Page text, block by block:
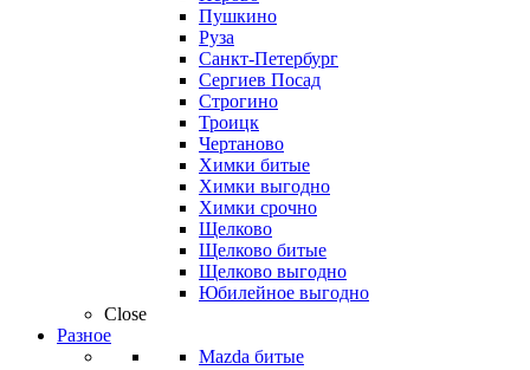
Пушкино
Руза
Санкт-Петербург
Сергиев Посад
Строгино
Троицк
Чертаново
Химки битые
Химки выгодно
Химки срочно
Щелково
Щелково битые
Щелково выгодно
Юбилейное выгодно
Close
Разное
Mazda битые